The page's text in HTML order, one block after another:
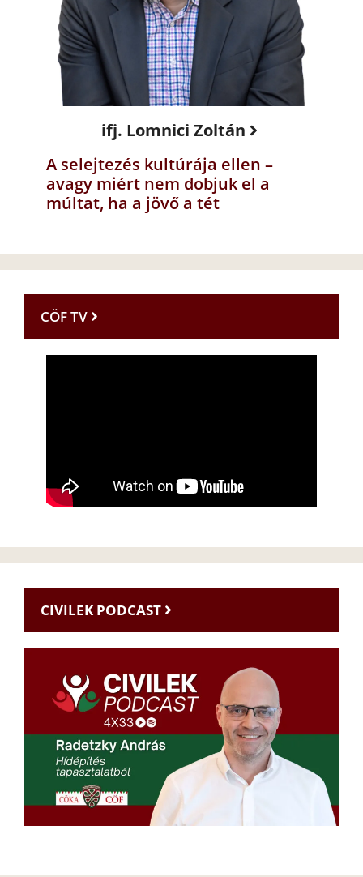
ifj. Lomnici Zoltán
A selejtezés kultúrája ellen –
avagy miért nem dobjuk el a
múltat, ha a jövő a tét
CÖF TV
CIVILEK PODCAST